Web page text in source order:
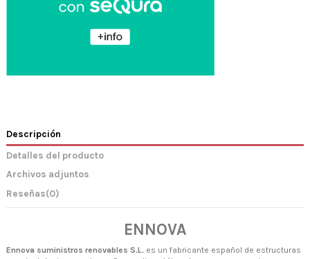
Descripción
Detalles del producto
Archivos adjuntos
Reseñas(0)
ENNOVA
Ennova suministros renovables S.L. es un fabricante español de estructuras